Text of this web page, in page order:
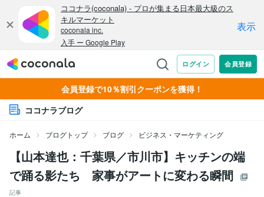
会員登録で10％割引クーポンを獲得！
ココナラブログ
ホーム ブログトップ ブログ ビジネス・マーケティング
【山本達也：千葉県／市川市】キッチンの端
で踊る影たち 家事がアートに変わる瞬間
記事